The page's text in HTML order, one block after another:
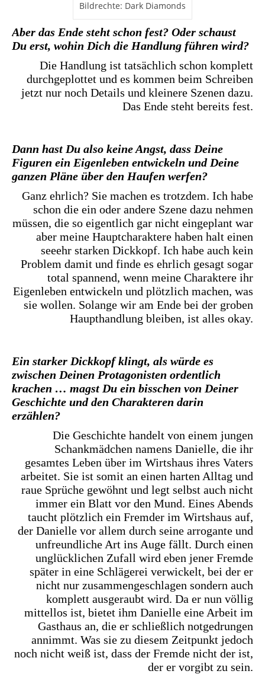
Bildrechte: Dark Diamonds
Aber das Ende steht schon fest? Oder schaust
Du erst, wohin Dich die Handlung führen wird?
Die Handlung ist tatsächlich schon komplett
durchgeplottet und es kommen beim Schreiben
jetzt nur noch Details und kleinere Szenen dazu.
Das Ende steht bereits fest.
Dann hast Du also keine Angst, dass Deine
Figuren ein Eigenleben entwickeln und Deine
ganzen Pläne über den Haufen werfen?
Ganz ehrlich? Sie machen es trotzdem. Ich habe
schon die ein oder andere Szene dazu nehmen
müssen, die so eigentlich gar nicht eingeplant war
aber meine Hauptcharaktere haben halt einen
seeehr starken Dickkopf. Ich habe auch kein
Problem damit und finde es ehrlich gesagt sogar
total spannend, wenn meine Charaktere ihr
Eigenleben entwickeln und plötzlich machen, was
sie wollen. Solange wir am Ende bei der groben
Haupthandlung bleiben, ist alles okay.
Ein starker Dickkopf klingt, als würde es
zwischen Deinen Protagonisten ordentlich
krachen … magst Du ein bisschen von Deiner
Geschichte und den Charakteren darin
erzählen?
Die Geschichte handelt von einem jungen
Schankmädchen namens Danielle, die ihr
gesamtes Leben über im Wirtshaus ihres Vaters
arbeitet. Sie ist somit an einen harten Alltag und
raue Sprüche gewöhnt und legt selbst auch nicht
immer ein Blatt vor den Mund. Eines Abends
taucht plötzlich ein Fremder im Wirtshaus auf,
der Danielle vor allem durch seine arrogante und
unfreundliche Art ins Auge fällt. Durch einen
unglücklichen Zufall wird eben jener Fremde
später in eine Schlägerei verwickelt, bei der er
nicht nur zusammengeschlagen sondern auch
komplett ausgeraubt wird. Da er nun völlig
mittellos ist, bietet ihm Danielle eine Arbeit im
Gasthaus an, die er schließlich notgedrungen
annimmt. Was sie zu diesem Zeitpunkt jedoch
noch nicht weiß ist, dass der Fremde nicht der ist,
der er vorgibt zu sein.